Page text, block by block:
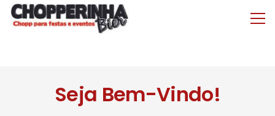
Seja Bem-Vindo!